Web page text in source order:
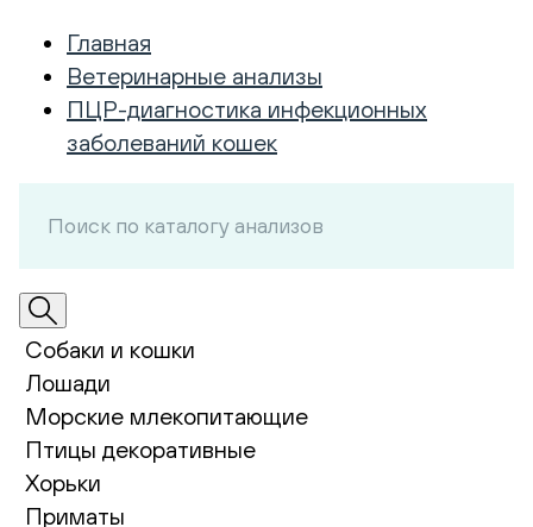
Главная
Ветеринарные анализы
ПЦР-диагностика инфекционных
заболеваний кошек
Собаки и кошки
Лошади
Морские млекопитающие
Птицы декоративные
Хорьки
Приматы